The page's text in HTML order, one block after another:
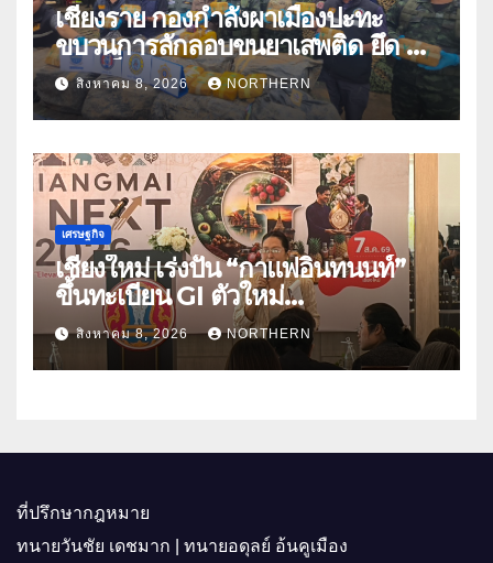
เชียงราย กองกำลังผาเมืองปะทะ
ขบวนการลักลอบขนยาเสพติด ยึด 2
ล้านเม็ด
สิงหาคม 8, 2026 NORTHERN
เศรษฐกิจ
เชียงใหม่ เร่งปั้น “กาแฟอินทนนท์”
ขึ้นทะเบียน GI ตัวใหม่
“CHIANGMAI GI NEXT 2026”
ติดอาวุธผู้ประกอบการ 100 ราย ดัน
สินค้าอัตลักษณ์สู่ตลาดพรีเมียม
สิงหาคม 8, 2026 NORTHERN
ที่ปรึกษากฎหมาย
ทนายวันชัย เดชมาก | ทนายอดุลย์ อ้นคูเมือง